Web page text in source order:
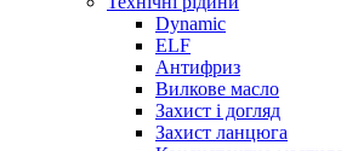
Dynamic
ELF
Антифриз
Вилкове масло
Захист і догляд
Захист ланцюга